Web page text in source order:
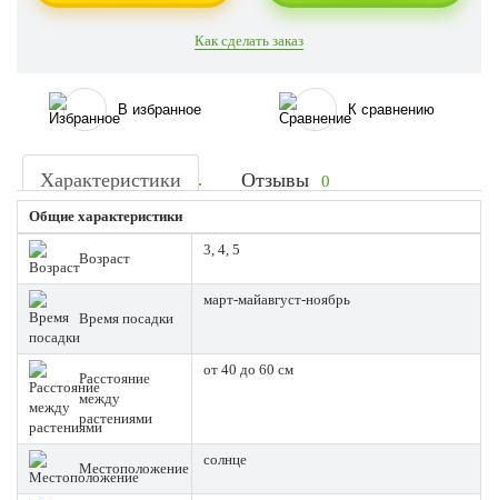
Как сделать заказ
В избранное К сравнению
Характеристики Отзывы 0
Общие характеристики
Возраст
3, 4, 5
Время посадки
март-майавгуст-ноябрь
Расстояние
между
растениями
от 40 до 60 см
Местоположение
солнце